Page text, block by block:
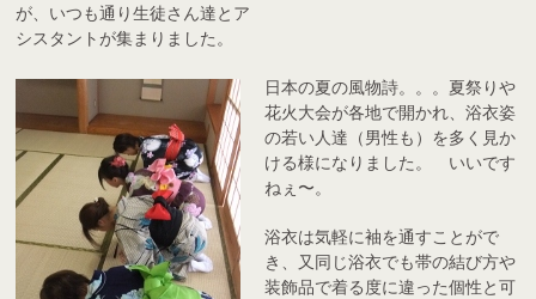
が、いつも通り生徒さん達とア
シスタントが集まりました。
日本の夏の風物詩。。。夏祭りや
花火大会が各地で開かれ、浴衣姿
の若い人達（男性も）を多く見か
ける様になりました。 いいです
ねぇ〜。
浴衣は気軽に袖を通すことがで
き、又同じ浴衣でも帯の結び方や
装飾品で着る度に違った個性と可